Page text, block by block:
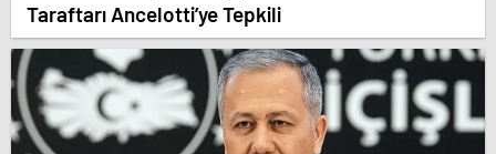
Taraftarı Ancelotti’ye Tepkili